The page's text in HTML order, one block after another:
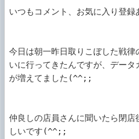
いつもコメント、お気に入り登
今日は朝一昨日取りこぼした戦
いに行ってきたんですが、デー
が増えてました(^^;;
仲良しの店員さんに聞いたら閉
しいです(^^;;